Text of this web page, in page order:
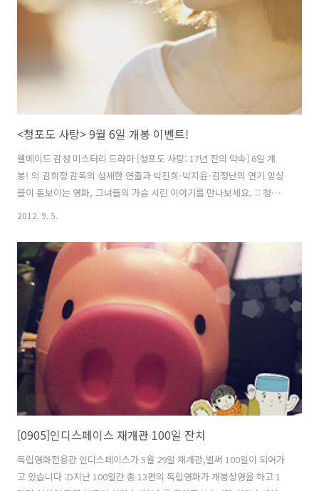
<청포도 사탕> 9월 6일 개봉 이벤트!
웰메이드 감성 미스터리 드라마 [청포도 사탕: 17년 전의 약속] 6일 개
봉! 의 김희정 감독의 섬세한 연출과 박진희-박지윤-김정난의 연기 앙상
블이 돋보이는 영화, 그녀들의 가슴 시린 이야기를 만나보세요. :: 청포
도 사탕과 함께하는 이벤트 ::하나. [삼삼한 그녀들] 여자 3분이 함께 '청
뷰] 청포도 사탕을 관람하시고 트위터에 리뷰를 남겨주세요. 추첨을
통해 인디스페이스 초대권을 선물로 드립니다. (해시태그 #인디스페이
스 #청포도사탕)셋. 모든 관객분들께는 달콤한 '청포도 사탕'을 드립니
2012. 9. 5.
[0905]인디스페이스 재개관 100일 잔치
독립영화전용관 인디스페이스가 5월 29일 재개관,벌써 100일이 되어가
고 있습니다 :D지난 100일간 총 13편의 독립영화가 개봉상영을 하고 1